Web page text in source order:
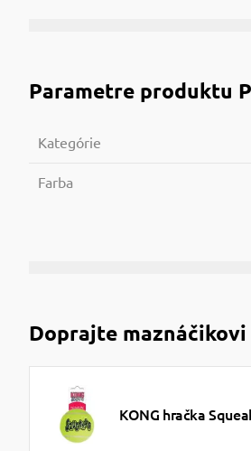
Parametre produktu
Kategórie
Farba
Doprajte
KONG hračka